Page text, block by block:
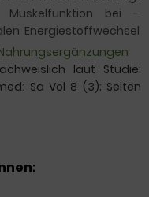
bei -
Energiestoffwechsel
laut Studie:
Sa Vol 8 (3); Seiten